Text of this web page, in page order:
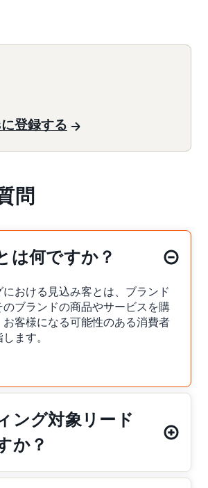
登録する
問
は何ですか？
おける見込み客とは、ブランド
のブランドの商品やサービスを購
お客様になる可能性のある消費者
ます。
ング対象リード
か？